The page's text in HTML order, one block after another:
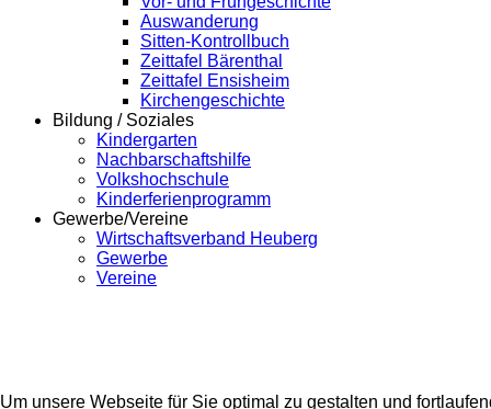
Auswanderung
Sitten-Kontrollbuch
Zeittafel Bärenthal
Zeittafel Ensisheim
Kirchengeschichte
Bildung / Soziales
Kindergarten
Nachbarschaftshilfe
Volkshochschule
Kinderferienprogramm
Gewerbe/Vereine
Wirtschaftsverband Heuberg
Gewerbe
Vereine
Um unsere Webseite für Sie optimal zu gestalten und